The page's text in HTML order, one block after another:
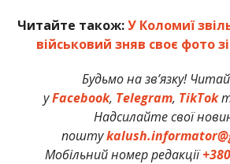
Читайте також:У Коломиї
військовий зняв своє фото зі
Будьмо на зв’язку!
уFacebook, Telegram, TikTok
Надсилайте свої
пошту
Мобільний номер редакції